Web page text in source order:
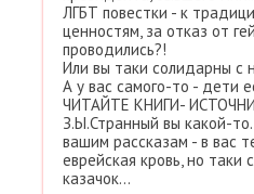
ЛГБТ повестки - к
ценностям, за отказ от
проводились?!
Или вы таки солидарны с
А у вас самого-то - дети
ЧИТАЙТЕ КНИГИ-
З.Ы.Странный вы какой-
вашим рассказам - в вас
еврейская кровь, но таки
казачок...